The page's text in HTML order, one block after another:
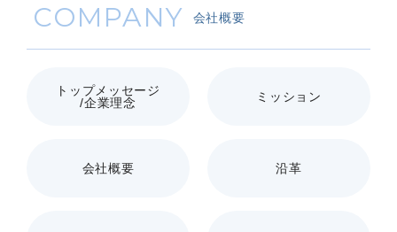
COMPANY 会社概要
トップメッセージ
/企業理念
ミッション
会社概要 沿革